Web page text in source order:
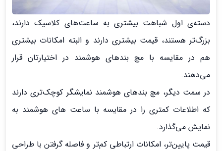
دسته‌ی اول شباهت بیشتری به ساعت‌های‌ کلاسیک دارند،
بزرگ‌تر هستند، قیمت بیشتری دارند و البته امکانات بیشتری
هم در مقایسه با مچ بندهای هوشمند در اختیارتان قرار
می‌دهند.
در سمت دیگر، مچ بندهای هوشمند نمایشگر کوچک‌تری دارند
که اطلاعات کمتری را در مقایسه با ساعت های هوشمند به
نمایش می‌گذارد.
قیمت پایین‌تر، امکانات ارتباطی کم‌تر و فاصله گرفتن با طراحی